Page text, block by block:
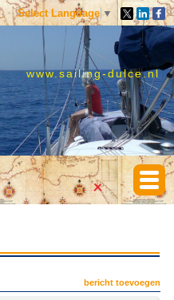
Select Language ▼
www.sailing-dulce.nl
bericht toevoegen